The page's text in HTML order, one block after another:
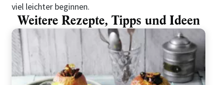
viel leichter beginnen.
Weitere Rezepte, Tipps und Ideen